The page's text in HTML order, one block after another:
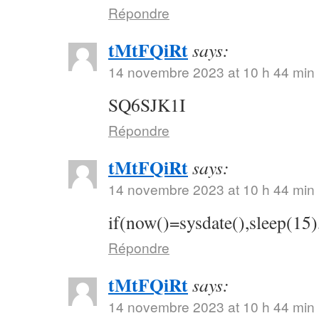
Répondre
tMtFQiRtsays:
14 novembre 2023 at 10 h 44 min
SQ6SJK1I
Répondre
tMtFQiRtsays:
14 novembre 2023 at 10 h 44 min
Répondre
tMtFQiRtsays:
14 novembre 2023 at 10 h 44 min